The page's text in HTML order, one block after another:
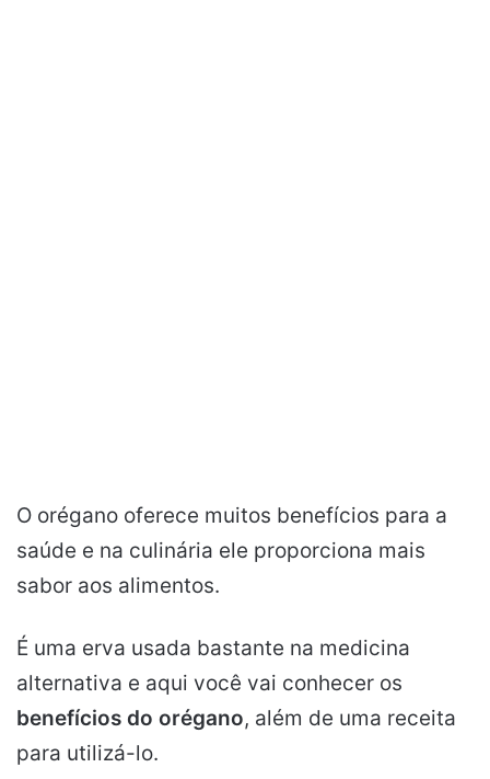
O orégano oferece muitos benefícios para a
saúde e na culinária ele proporciona mais
sabor aos alimentos.
É uma erva usada bastante na medicina
alternativa e aqui você vai conhecer os
benefícios do orégano, além de uma receita
para utilizá-lo.